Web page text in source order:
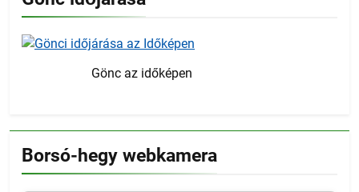
Gönc az időképen
Borsó-hegy webkamera